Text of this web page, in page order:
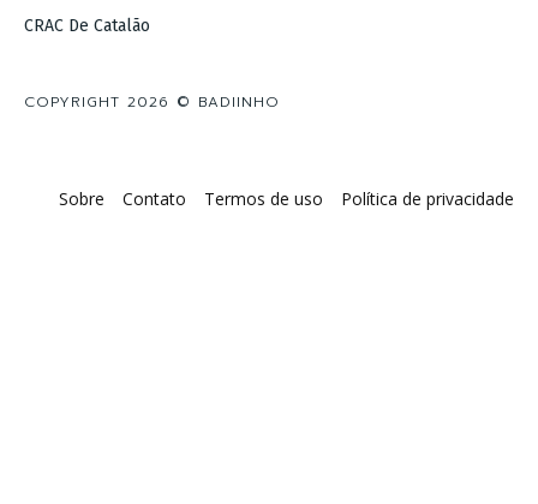
CRAC De Catalão
COPYRIGHT 2026 © BADIINHO
Sobre Contato Termos de uso Política de privacidade